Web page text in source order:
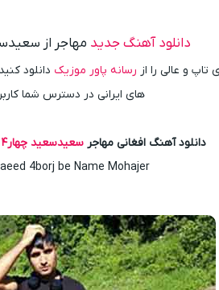
دانلود آهنگ جدید مهاجر از
و عالی را از رسانه پاور موزیک دانلود
های ایرانی در دسترس شما
دانلود آهنگ افغانی مهاجر سعیدسعید چهار۴ برج
4borj be Name Mohajer